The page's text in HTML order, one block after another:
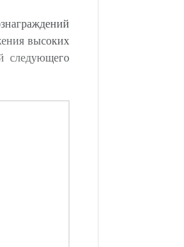
высоких
следующего